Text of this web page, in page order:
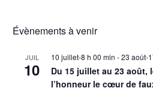
Évènements à venir
JUIL
10
10 juillet-8 h 00 min -23 août-
Du 15 juillet au 23 août,
l’honneur le cœur de